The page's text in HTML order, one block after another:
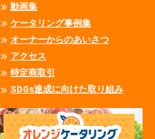
動画集
ケータリング事例集
オーナーからのあいさつ
アクセス
特定商取引
SDGs達成に向けた取り組み